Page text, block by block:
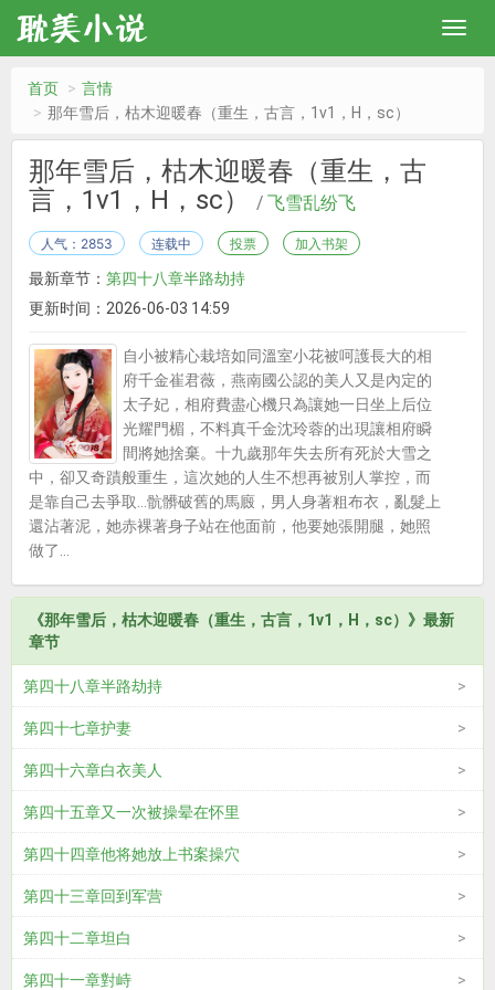
首页
言情
那年雪后，枯木迎暖春（重生，古言，1v1，H，sc）
那年雪后，枯木迎暖春（重生，古
言，1v1，H，sc）
/ 飞雪乱纷飞
人气：2853 连载中 投票 加入书架
最新章节： 第四十八章半路劫持
更新时间：2026-06-03 14:59
自小被精心栽培如同溫室小花被呵護長大的相
府千金崔君薇，燕南國公認的美人又是內定的
太子妃，相府費盡心機只為讓她一日坐上后位
光耀門楣，不料真千金沈玲蓉的出現讓相府瞬
間將她捨棄。十九歲那年失去所有死於大雪之
中，卻又奇蹟般重生，這次她的人生不想再被別人掌控，而
是靠自己去爭取...骯髒破舊的馬廄，男人身著粗布衣，亂髮上
還沾著泥，她赤裸著身子站在他面前，他要她張開腿，她照
做了...
《那年雪后，枯木迎暖春（重生，古言，1v1，H，sc）》最新
章节
第四十八章半路劫持
第四十七章护妻
第四十六章白衣美人
第四十五章又一次被操晕在怀里
第四十四章他将她放上书案操穴
第四十三章回到军营
第四十二章坦白
第四十一章對峙